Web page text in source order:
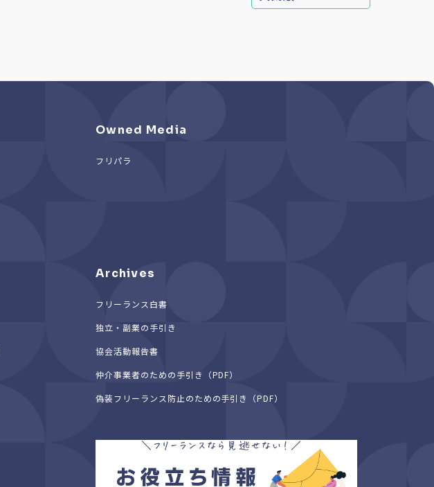
Owned Media
フリパラ
Archives
フリーランス白書
独立・副業の手引き
協会活動報告書
仲介事業者のための手引き（PDF）
偽装フリーランス防止のための手引き（PDF）